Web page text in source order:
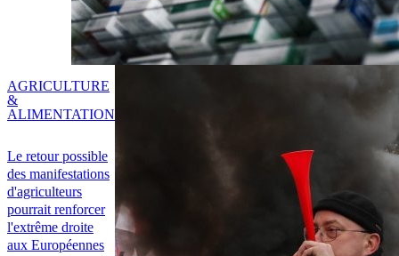
Le retour possible
des manifestations
d'agriculteurs
pourrait renforcer
l'extrême droite
aux Européennes
AGRICULTURE
&
ALIMENTATION